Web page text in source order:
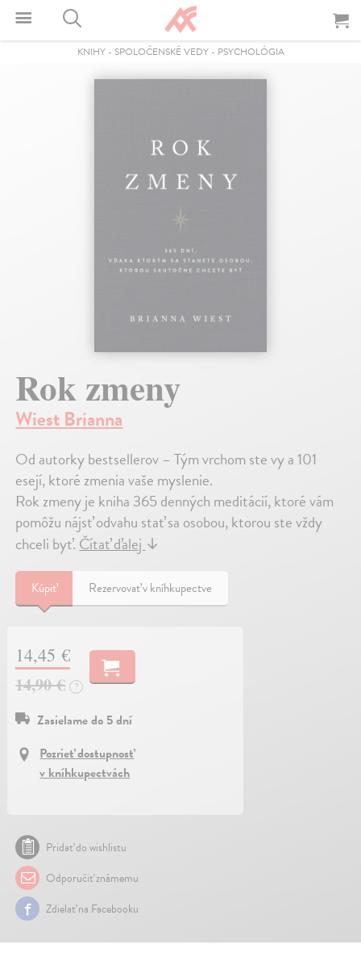
KNIHY- SPOLOČENSKÉ VEDY- PSYCHOLÓGIA
Rok zmeny
Wiest Brianna
Od autorky bestsellerov – Tým vrchom ste vy a 101
esejí, ktoré zmenia vaše myslenie.
Rok zmeny je kniha 365 denných meditácií, ktoré vám
pomôžu nájsť odvahu stať sa osobou, ktorou ste vždy
chceli byť.Čítať ďalej↓
Kúpiť Rezervovať v kníhkupectve
14,45 €
14,90 €
?
Zasielame do 5 dní
Pozrieť dostupnosť
v kníhkupectvách
Pridať do wishlistu
Odporučiť známemu
Zdielať na Facebooku